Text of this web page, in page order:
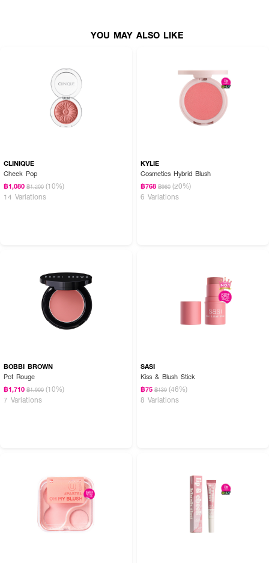
How To Use :
แตะเนื้อบลัชด้วยพัฟในตลับ 1-2 ครั้ง จากนั้นแตะลงบนแก้มเบาๆ
YOU MAY ALSO LIKE
CLINIQUE
Cheek Pop
฿1,080 ฿1,200 (10%)
14 Variations
KYLIE
Cosmetics Hybrid Blush
฿768 ฿960 (20%)
6 Variations
BOBBI BROWN
Pot Rouge
฿1,710 ฿1,900 (10%)
7 Variations
SASI
Kiss & Blush Stick
฿75 ฿139 (46%)
8 Variations